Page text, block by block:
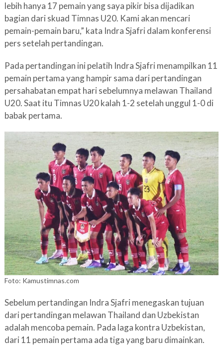
lebih hanya 17 pemain yang saya pikir bisa dijadikan
bagian dari skuad Timnas U20. Kami akan mencari
pemain-pemain baru,” kata Indra Sjafri dalam konferensi
pers setelah pertandingan.
Pada pertandingan ini pelatih Indra Sjafri menampilkan 11
pemain pertama yang hampir sama dari pertandingan
persahabatan empat hari sebelumnya melawan Thailand
U20. Saat itu Timnas U20 kalah 1-2 setelah unggul 1-0 di
babak pertama.
Foto: Kamustimnas.com
Sebelum pertandingan Indra Sjafri menegaskan tujuan
dari pertandingan melawan Thailand dan Uzbekistan
adalah mencoba pemain. Pada laga kontra Uzbekistan,
dari 11 pemain pertama ada tiga yang baru dimainkan.